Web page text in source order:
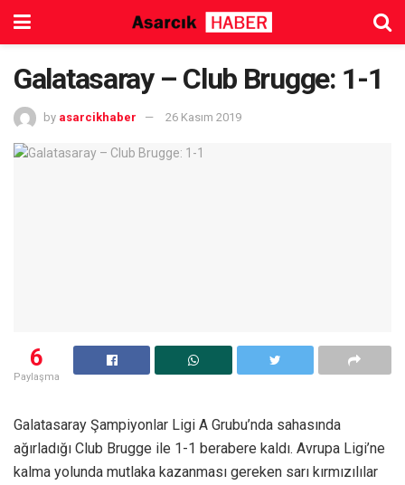
Galatasaray – Club Brugge: 1-1
by asarcikhaber 26 Kasım 2019
6
Paylaşma
Galatasaray Şampiyonlar Ligi A Grubu’nda sahasında
ağırladığı Club Brugge ile 1-1 berabere kaldı. Avrupa Ligi’ne
kalma yolunda mutlaka kazanması gereken sarı kırmızılılar